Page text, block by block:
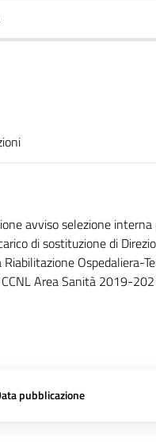
avviso selezione interna
di sostituzione di
Ospedaliera-
Area Sanità 2019-
pubblicazione